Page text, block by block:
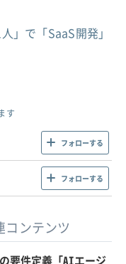
」で「SaaS開発」
す
フォローする
フォローする
コンテンツ
要件定義「AIエージ